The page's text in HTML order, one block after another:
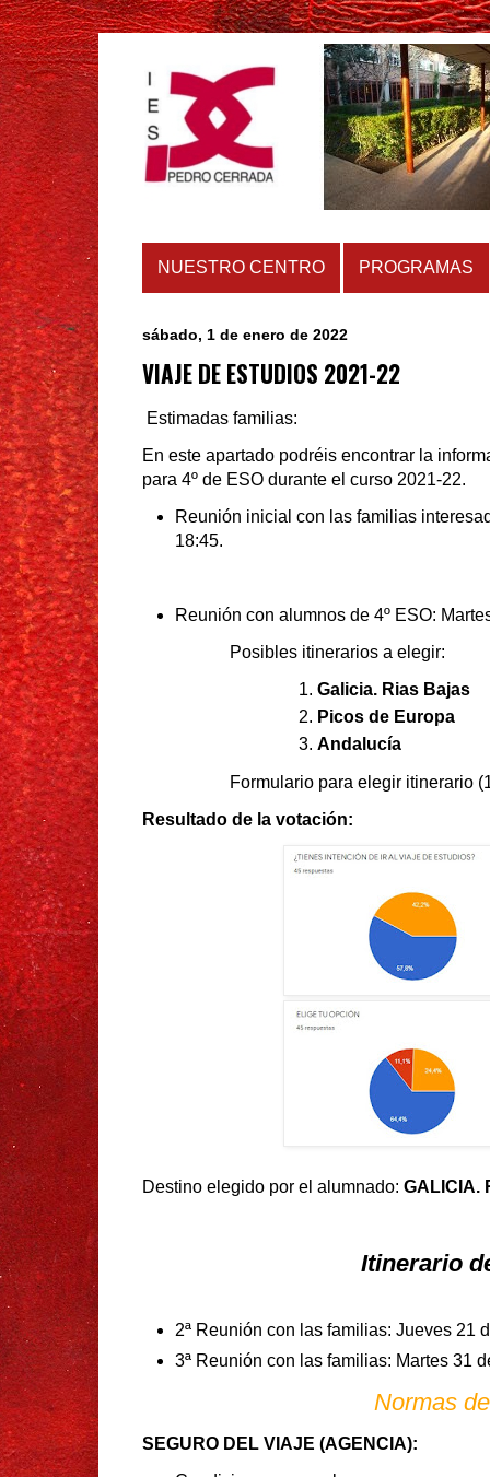
NUESTRO CENTRO PROGRAMAS
sábado, 1 de enero de 2022
VIAJE DE ESTUDIOS 2021-22
Estimadas familias:
En este apartado podréis encontrar la
para 4º de ESO durante el curso 2021-22.
Reunión inicial con las familias
18:45.
Reunión con alumnos de 4º ESO:
Posibles itinerarios a elegir:
Galicia. Rias Bajas
Picos de Europa
Andalucía
Formulario para elegir itinerario
Resultado de la votación:
Destino elegido por el alumnado: GALICIA.
Itinerario
2ª Reunión con las familias: Jueves 21
3ª Reunión con las familias: Martes 31
Normas
SEGURO DEL VIAJE (AGENCIA):